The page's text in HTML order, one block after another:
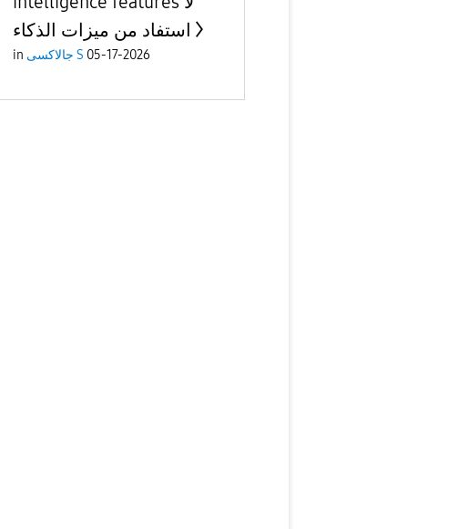
استفاد من ميزات الذكاء
in جالاكسى S 05-17-2026